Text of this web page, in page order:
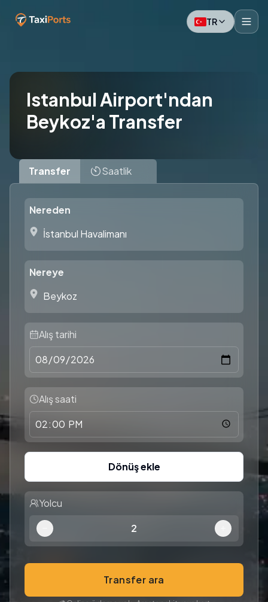
TR
Istanbul Airport'ndan
Beykoz'a Transfer
Transfer Saatlik
Nereden
Nereye
Alış tarihi
Alış saati
Dönüş ekle
Yolcu
2
Transfer ara